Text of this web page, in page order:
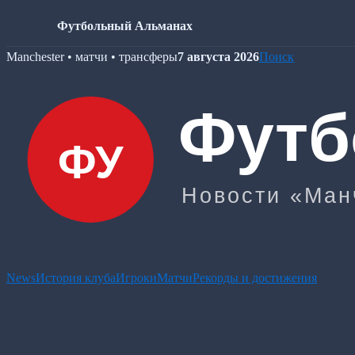
Футбольный Альманах
Skip
Manchester • матчи • трансферы7 августа 2026Поиск
NewsИстория клубаИгрокиМатчиРекорды и достижения